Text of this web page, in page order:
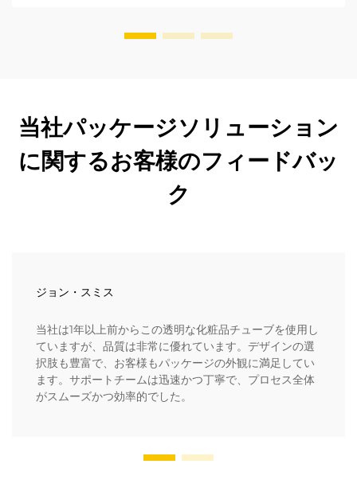
当社パッケージソリューション
に関するお客様のフィードバッ
ク
ジョン・スミス
当社は1年以上前からこの透明な化粧品チューブを使用し
ていますが、品質は非常に優れています。デザインの選
択肢も豊富で、お客様もパッケージの外観に満足してい
ます。サポートチームは迅速かつ丁寧で、プロセス全体
がスムーズかつ効率的でした。